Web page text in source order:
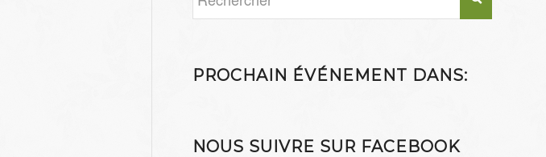
PROCHAIN ÉVÉNEMENT DANS:
NOUS SUIVRE SUR FACEBOOK